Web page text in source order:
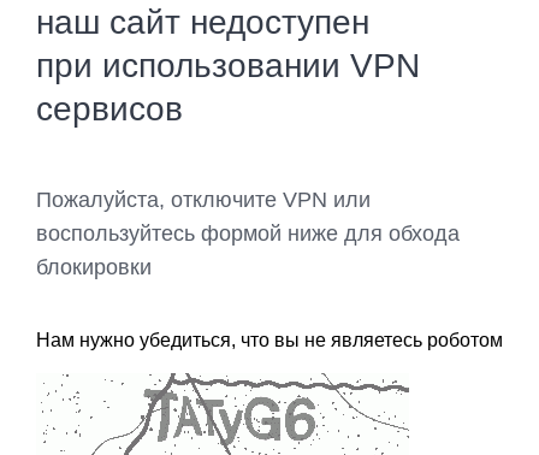
наш сайт недоступен
при использовании VPN
сервисов
Пожалуйста, отключите VPN или
воспользуйтесь формой ниже для обхода
блокировки
Нам нужно убедиться, что вы не являетесь роботом